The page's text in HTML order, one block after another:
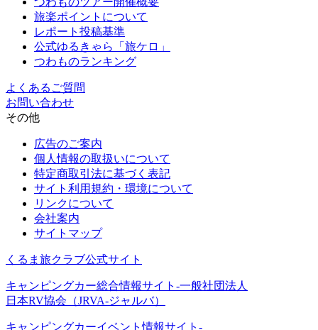
旅楽ポイントについて
レポート投稿基準
公式ゆるきゃら「旅ケロ」
つわものランキング
よくあるご質問
お問い合わせ
その他
広告のご案内
個人情報の取扱いについて
特定商取引法に基づく表記
サイト利用規約・環境について
リンクについて
会社案内
サイトマップ
くるま旅クラブ公式サイト
キャンピングカー総合情報サイト-一般社団法人
日本RV協会（JRVA-ジャルバ）
キャンピングカーイベント情報サイト-